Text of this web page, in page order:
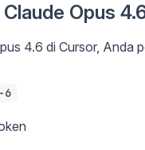
Opus
4.6 di Cursor, Anda
6